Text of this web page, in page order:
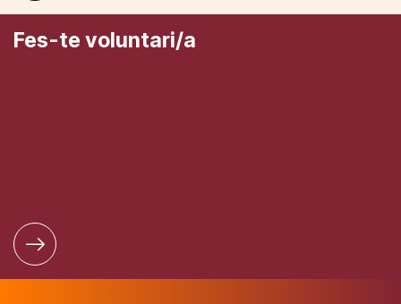
Fes-te voluntari/a